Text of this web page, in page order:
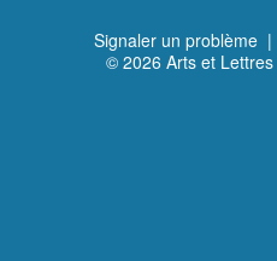
Signaler un problème |
© 2026 Arts et Lettres